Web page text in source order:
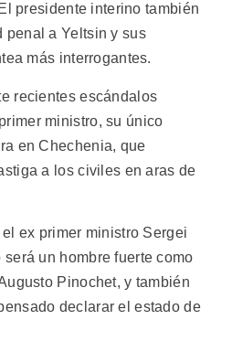
presidente interino también
penal a Yeltsin y sus
más interrogantes.
recientes escándalos
ministro, su único
en Chechenia, que
a los civiles en aras de
ex primer ministro Sergei
un hombre fuerte como
Pinochet, y también
declarar el estado de